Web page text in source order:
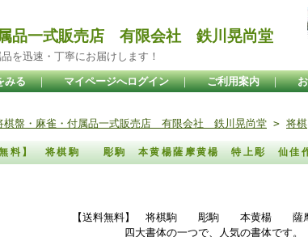
品一式販売店 有限会社 鉄川晃尚堂
を迅速・丁寧にお届けします！
みる ｜ マイページへログイン ｜ ご利用案内 ｜
棋盤・麻雀・付属品一式販売店 有限会社 鉄川晃尚堂 > 将棋
無料】 将棋駒 彫駒 本黄楊薩摩黄楊 特上彫 仙佳
無料】 将棋駒 彫駒 本黄楊 薩摩黄楊
書体の一つで、人気の書体です。